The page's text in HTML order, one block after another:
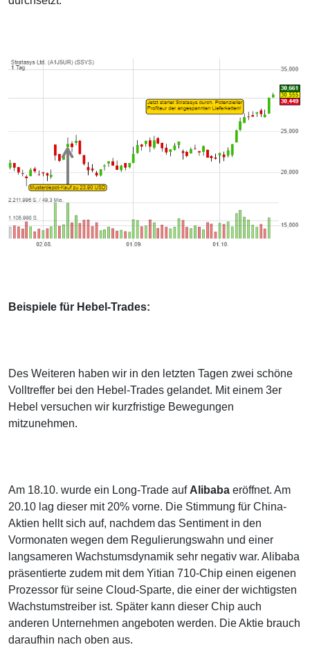
Beispiele für Hebel-Trades:
Des Weiteren haben wir in den letzten Tagen zwei schöne
Volltreffer bei den Hebel-Trades gelandet. Mit einem 3er
Hebel versuchen wir kurzfristige Bewegungen
mitzunehmen.
Am 18.10. wurde ein Long-Trade auf Alibaba eröffnet. Am
20.10 lag dieser mit 20% vorne. Die Stimmung für China-
Aktien hellt sich auf, nachdem das Sentiment in den
Vormonaten wegen dem Regulierungswahn und einer
langsameren Wachstumsdynamik sehr negativ war. Alibaba
präsentierte zudem mit dem Yitian 710-Chip einen eigenen
Prozessor für seine Cloud-Sparte, die einer der wichtigsten
Wachstumstreiber ist. Später kann dieser Chip auch
anderen Unternehmen angeboten werden. Die Aktie brauch
daraufhin nach oben aus.